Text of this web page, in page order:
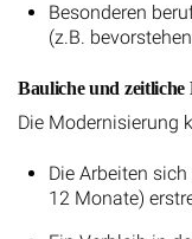
Besonderen
(z.B.
Bauliche und zeitliche
Die Modernisierung
Die Arbeiten
12 Monate)